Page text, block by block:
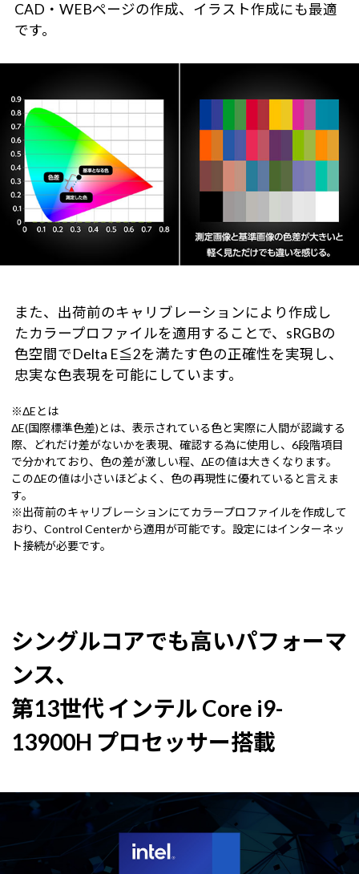
CAD・WEBページの作成、イラスト作成にも最適
です。
また、出荷前のキャリブレーションにより作成し
たカラープロファイルを適用することで、sRGBの
色空間でDelta E≦2を満たす色の正確性を実現し、
忠実な色表現を可能にしています。
※ΔEとは
ΔE(国際標準色差)とは、表示されている色と実際に人間が認識する
際、どれだけ差がないかを表現、確認する為に使用し、6段階項目
で分かれており、色の差が激しい程、ΔEの値は大きくなります。
このΔEの値は小さいほどよく、色の再現性に優れていると言えま
す。
※出荷前のキャリブレーションにてカラープロファイルを作成して
おり、Control Centerから適用が可能です。設定にはインターネッ
ト接続が必要です。
シングルコアでも高いパフォーマ
ンス、
第13世代 インテル Core i9-
13900H プロセッサー搭載